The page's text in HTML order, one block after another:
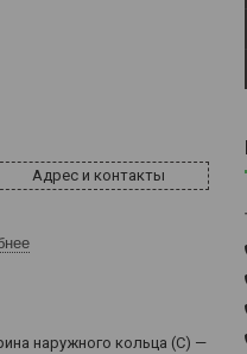
Адрес и контакты
наружного кольца (С) —